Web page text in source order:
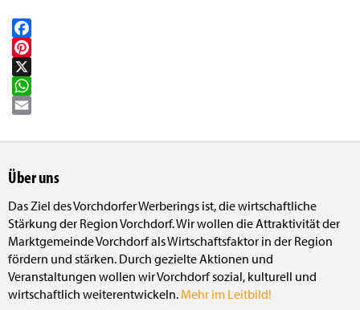
Facebook
Pinterest
X
WhatsApp
Über uns
Das Ziel des Vorchdorfer Werberings ist, die wirtschaftliche
Stärkung der Region Vorchdorf. Wir wollen die Attraktivität der
Marktgemeinde Vorchdorf als Wirtschaftsfaktor in der Region
fördern und stärken. Durch gezielte Aktionen und
Veranstaltungen wollen wir Vorchdorf sozial, kulturell und
wirtschaftlich weiterentwickeln. Mehr im Leitbild!